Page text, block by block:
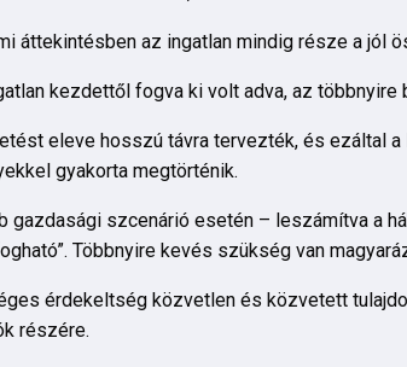
áttekintésben az ingatlan mindig része a jól
kezdettől fogva ki volt adva, az
eleve hosszú távra tervezték, és ezáltal
gyakorta megtörténik.
gazdasági szcenárió esetén – leszámítva a
Többnyire kevés szükség van
érdekeltség közvetlen és közvetett
részére.